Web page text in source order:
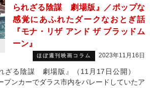
られざる陰謀 劇場版』／ポップな
感覚にあふれたダークなおとぎ話
『モナ・リザ アンド ザ ブラッドム
ーン』
ほぼ週刊映画コラム 2023年11月16日
ざる陰謀 劇場版』（11月17日公開）
プンカーでダラス市内をパレードしていたア